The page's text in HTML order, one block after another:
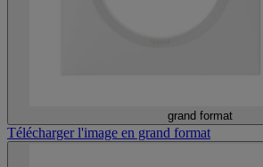
grand format
Télécharger l'image en grand format